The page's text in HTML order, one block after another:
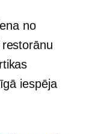
no
iespēja